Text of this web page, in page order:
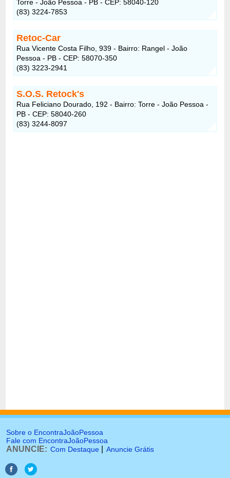
Torre - João Pessoa - PB - CEP: 58040-120
(83) 3224-7853
Retoc-Car
Rua Vicente Costa Filho, 939 - Bairro: Rangel - João
Pessoa - PB - CEP: 58070-350
(83) 3223-2941
S.O.S. Retock's
Rua Feliciano Dourado, 192 - Bairro: Torre - João Pessoa -
PB - CEP: 58040-260
(83) 3244-8097
Sobre o EncontraJoãoPessoa
Fale com EncontraJoãoPessoa
ANUNCIE: Com Destaque Anuncie Grátis